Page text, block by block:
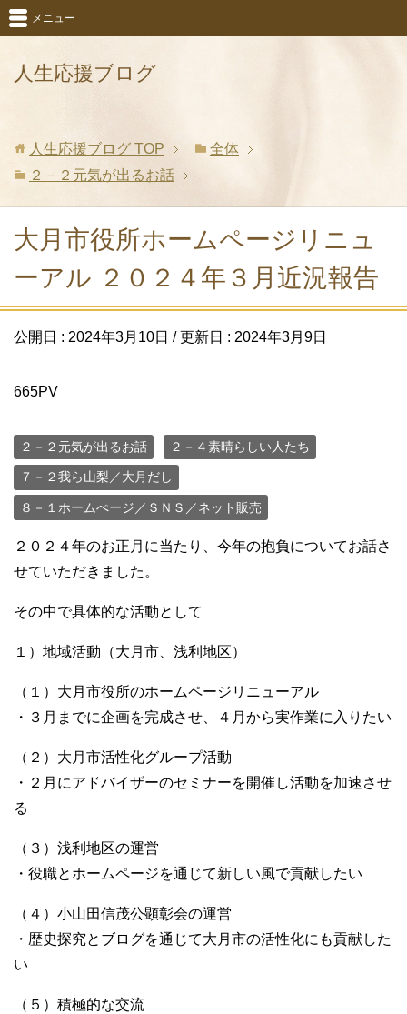
人生応援ブログ
メニュー
人生応援ブログ TOP
全体
２－２元気が出るお話
大月市役所ホームページリニュ
ーアル ２０２４年３月近況報告
公開日 : 2024年3月10日 / 更新日 : 2024年3月9日
665PV
２－２元気が出るお話 ２－４素晴らしい人たち
７－２我ら山梨／大月だし
８－１ホームぺージ／ＳＮＳ／ネット販売
２０２４年のお正月に当たり、今年の抱負についてお話さ
せていただきました。
その中で具体的な活動として
１）地域活動（大月市、浅利地区）
（１）大月市役所のホームページリニューアル
・３月までに企画を完成させ、４月から実作業に入りたい
（２）大月市活性化グループ活動
・２月にアドバイザーのセミナーを開催し活動を加速させ
る
（３）浅利地区の運営
・役職とホームページを通じて新しい風で貢献したい
（４）小山田信茂公顕彰会の運営
・歴史探究とブログを通じて大月市の活性化にも貢献した
い
（５）積極的な交流